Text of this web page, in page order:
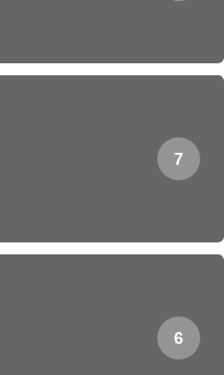
7
6